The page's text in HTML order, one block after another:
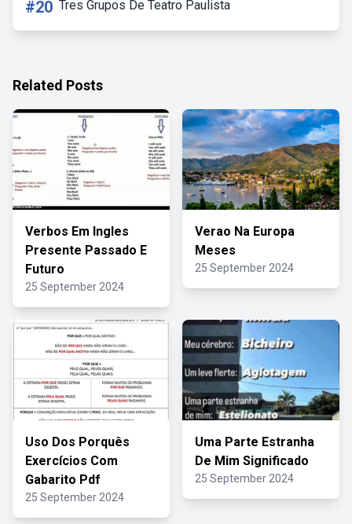
#20 Tres Grupos De Teatro Paulista
Related Posts
Verbos Em Ingles
Presente Passado E
Futuro
25 September 2024
Verao Na Europa
Meses
25 September 2024
Uso Dos Porquês
Exercícios Com
Gabarito Pdf
25 September 2024
Uma Parte Estranha
De Mim Significado
25 September 2024